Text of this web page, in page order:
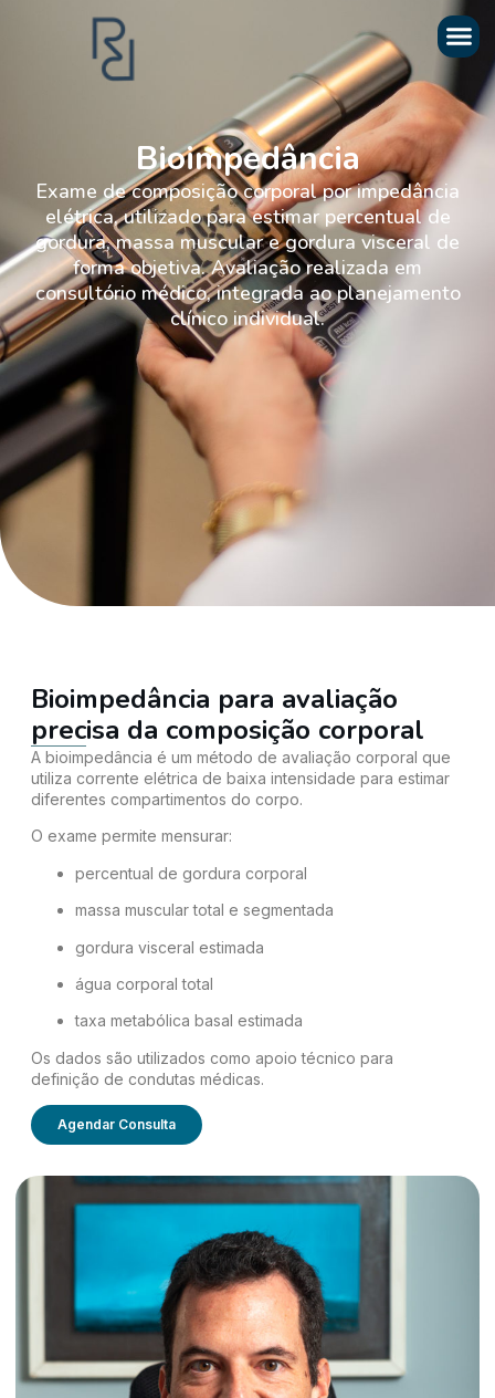
Bioimpedância
Exame de composição corporal por impedância
elétrica, utilizado para estimar percentual de
gordura, massa muscular e gordura visceral de
forma objetiva. Avaliação realizada em
consultório médico, integrada ao planejamento
clínico individual.
Bioimpedância para avaliação
precisa da composição corporal
A bioimpedância é um método de avaliação corporal que
utiliza corrente elétrica de baixa intensidade para estimar
diferentes compartimentos do corpo.
O exame permite mensurar:
percentual de gordura corporal
massa muscular total e segmentada
gordura visceral estimada
água corporal total
taxa metabólica basal estimada
Os dados são utilizados como apoio técnico para
definição de condutas médicas.
Agendar Consulta